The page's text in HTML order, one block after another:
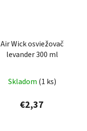
Air Wick osviežovač
levander 300 ml
Skladom (1 ks)
€2,37